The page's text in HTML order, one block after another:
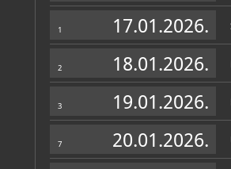
1 17.01.2026.
2 18.01.2026.
3 19.01.2026.
7 20.01.2026.